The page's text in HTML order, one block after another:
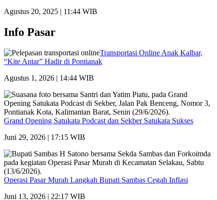
Agustus 20, 2025 | 11:44 WIB
Info Pasar
Transportasi Online Anak Kalbar,
“Kite Antar” Hadir di Pontianak
Agustus 1, 2026 | 14:44 WIB
Grand Opening Satukata Podcast dan Sekber Satukata Sukses
Juni 29, 2026 | 17:15 WIB
Operasi Pasar Murah Langkah Bupati Sambas Cegah Inflasi
Juni 13, 2026 | 22:17 WIB